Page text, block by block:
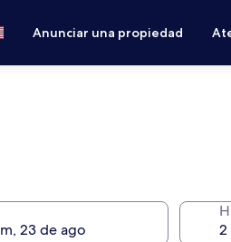
Anunciar una propiedad